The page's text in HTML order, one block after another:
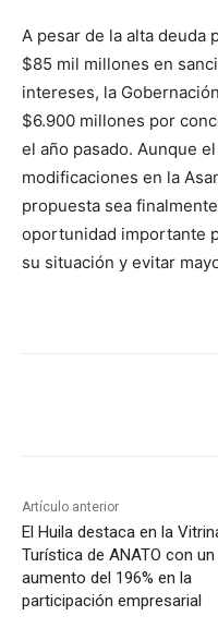
A pesar de la alta deuda
$85 mil millones en
intereses, la
$6.900 millones por
el año pasado. Aunque
modificaciones en la
propuesta sea
oportunidad importante
su situación y evitar
Artículo anterior
El Huila destaca en la
Turística de ANATO con un
aumento del 196% en la
participación empresarial